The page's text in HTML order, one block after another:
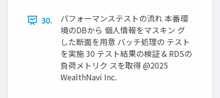
30.
パフォーマンステストの流れ 本番環
境のDBから 個⼈情報をマスキン グ
した断⾯を⽤意 バッチ処理の テスト
を実施 30 テスト結果の検証 & RDSの
負荷メトリク スを取得 @2025
WealthNavi Inc.